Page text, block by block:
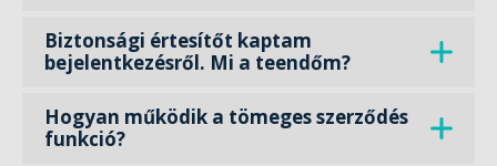
Biztonsági értesítőt kaptam
bejelentkezésről. Mi a teendőm?
Hogyan működik a tömeges szerződés
funkció?